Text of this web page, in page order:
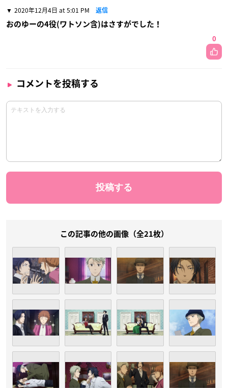
2020年12月4日 at 5:01 PM 返信
おのゆーの4役(ワトソン含)はさすがでした！
0
コメントを投稿する
この記事の他の画像（全21枚）